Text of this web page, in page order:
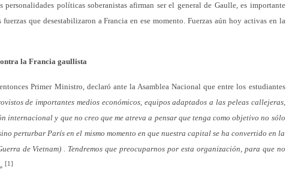
políticas soberanistas afirman ser el general de Gaulle, es importante
que desestabilizaron a Francia en ese momento. Fuerzas aún hoy activas en la
la Francia gaullista
Primer Ministro, declaró ante la Asamblea Nacional que entre los estudiantes
de importantes medios económicos, equipos adaptados a las peleas callejeras,
internacional y que no creo que me atreva a pensar que tenga como objetivo no sólo
perturbar París en el mismo momento en que nuestra capital se ha convertido en la
de Vietnam) . Tendremos que preocuparnos por esta organización, para que no
[1]